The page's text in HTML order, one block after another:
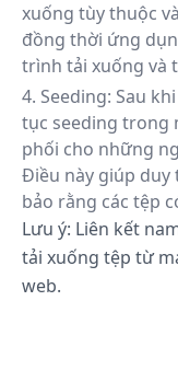
xuống tùy thuộc
đồng thời ứng
trình tải xuống và
Seeding: Sau
tục seeding trong
phối cho những
Điều này giúp duy
bảo rằng các tệp
Lưu ý: Liên kết
tải xuống tệp từ
web.